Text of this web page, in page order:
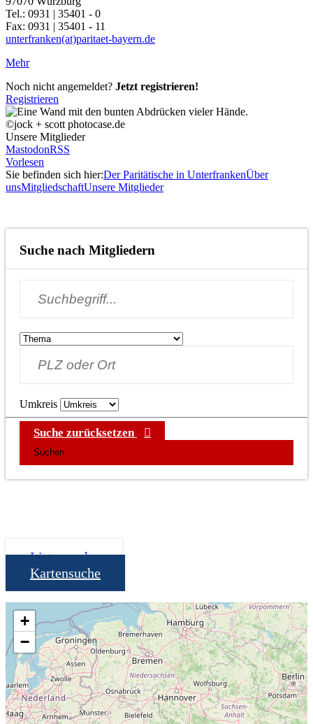
Tel.: 0931 | 35401 - 0
Fax: 0931 | 35401 - 11
unterfranken(at)paritaet-bayern.de
Mehr
Noch nicht angemeldet? Jetzt registrieren!
Registrieren
©jock + scott photocase.de
Unsere Mitglieder
MastodonRSS
Vorlesen
Sie befinden sich hier:Der Paritätische in UnterfrankenÜber
unsMitgliedschaftUnsere Mitglieder
Suche nach Mitgliedern
Umkreis
Suche zurücksetzen
Listensuche
Kartensuche
+
−